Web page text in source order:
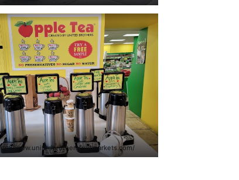
www.unitedbrothersfruitmarkets.com/